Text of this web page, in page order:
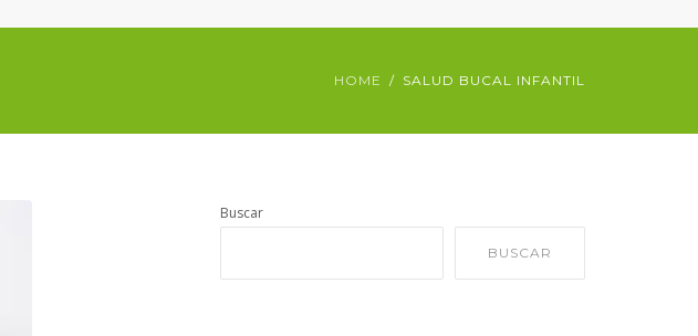
HOME SALUD BUCAL INFANTIL
Buscar
BUSCAR